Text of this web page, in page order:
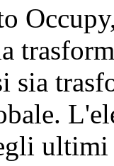
sia
ultimi